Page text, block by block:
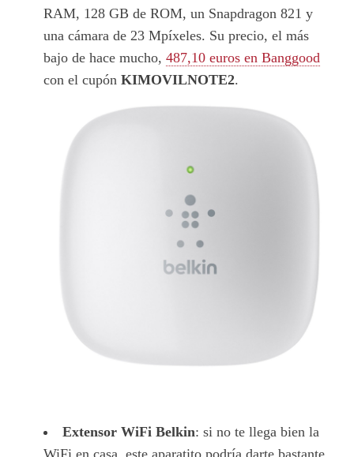
RAM, 128 GB de ROM, un Snapdragon 821 y
una cámara de 23 Mpíxeles. Su precio, el más
bajo de hace mucho, 487,10 euros en Banggood
con el cupón KIMOVILNOTE2.
Extensor WiFi Belkin: si no te llega bien la
WiFi en casa, este aparatito podría darte bastante